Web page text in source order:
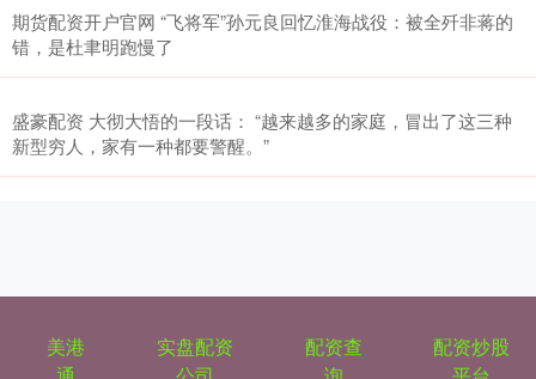
期货配资开户官网 “飞将军”孙元良回忆淮海战役：被全歼非蒋的
错，是杜聿明跑慢了
盛豪配资 大彻大悟的一段话： “越来越多的家庭，冒出了这三种
新型穷人，家有一种都要警醒。”
美港
实盘配资
配资查
配资炒股